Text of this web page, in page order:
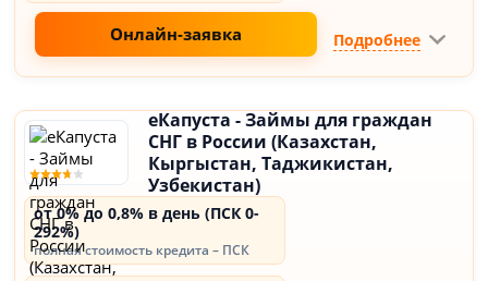
Онлайн-заявка Подробнее
еКапуста - Займы для граждан
СНГ в России (Казахстан,
Кыргыстан, Таджикистан,
Узбекистан)
от 0% до 0,8% в день (ПСК 0-
292%)
полная стоимость кредита – ПСК